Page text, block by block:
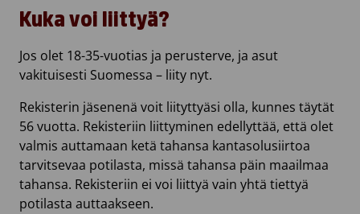
Kuka voi liittyä?
Jos olet 18-35-vuotias ja perusterve, ja asut
vakituisesti Suomessa – liity nyt.
Rekisterin jäsenenä voit liityttyäsi olla, kunnes täytät
56 vuotta. Rekisteriin liittyminen edellyttää, että olet
valmis auttamaan ketä tahansa kantasolusiirtoa
tarvitsevaa potilasta, missä tahansa päin maailmaa
tahansa. Rekisteriin ei voi liittyä vain yhtä tiettyä
potilasta auttaakseen.